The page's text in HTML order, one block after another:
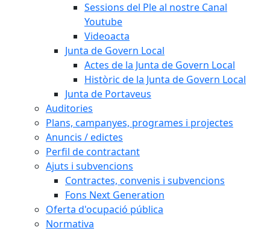
Sessions del Ple al nostre Canal
Youtube
Videoacta
Junta de Govern Local
Actes de la Junta de Govern Local
Històric de la Junta de Govern Local
Junta de Portaveus
Auditories
Plans, campanyes, programes i projectes
Anuncis / edictes
Perfil de contractant
Ajuts i subvencions
Contractes, convenis i subvencions
Fons Next Generation
Oferta d'ocupació pública
Normativa